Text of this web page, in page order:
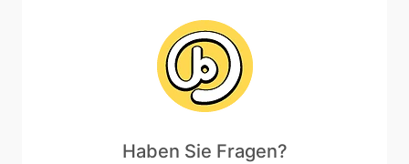
Haben Sie Fragen?